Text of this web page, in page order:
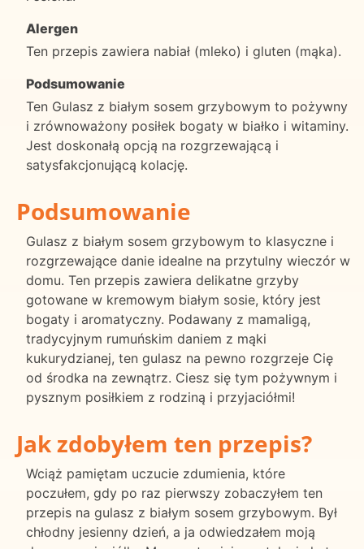
Alergen
Ten przepis zawiera nabiał (mleko) i gluten (mąka).
Podsumowanie
Ten Gulasz z białym sosem grzybowym to pożywny
i zrównoważony posiłek bogaty w białko i witaminy.
Jest doskonałą opcją na rozgrzewającą i
satysfakcjonującą kolację.
Podsumowanie
Gulasz z białym sosem grzybowym to klasyczne i
rozgrzewające danie idealne na przytulny wieczór w
domu. Ten przepis zawiera delikatne grzyby
gotowane w kremowym białym sosie, który jest
bogaty i aromatyczny. Podawany z mamaligą,
tradycyjnym rumuńskim daniem z mąki
kukurydzianej, ten gulasz na pewno rozgrzeje Cię
od środka na zewnątrz. Ciesz się tym pożywnym i
pysznym posiłkiem z rodziną i przyjaciółmi!
Jak zdobyłem ten przepis?
Wciąż pamiętam uczucie zdumienia, które
poczułem, gdy po raz pierwszy zobaczyłem ten
przepis na gulasz z białym sosem grzybowym. Był
chłodny jesienny dzień, a ja odwiedzałem moją